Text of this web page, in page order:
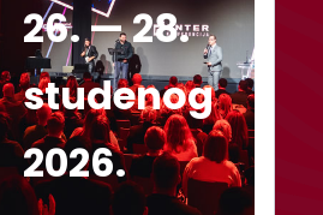
26. — 28.
studenog
2026.